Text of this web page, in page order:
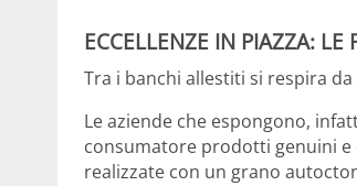
ECCELLENZE IN PIAZZA: LE
Tra i banchi allestiti si respira
Le aziende che espongono,
consumatore prodotti genuini e
realizzate con un grano